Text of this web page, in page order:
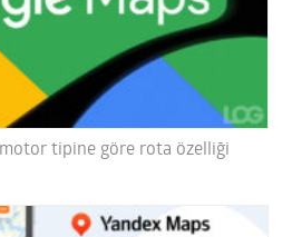
tipine göre rota özelliği